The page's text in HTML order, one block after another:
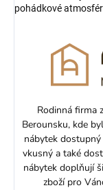
pohádkové
Rodinná firma
Berounsku, kde
nábytek
vkusný a také
nábytek doplňují
zboží pro